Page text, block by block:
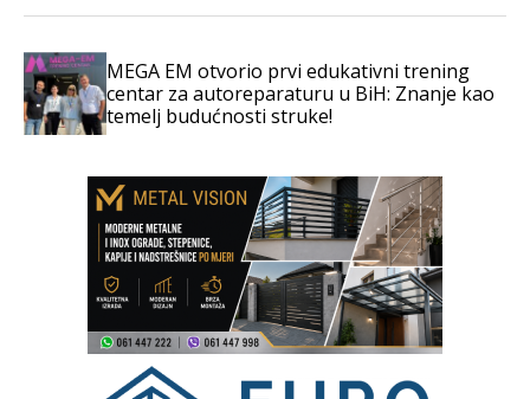
MEGA EM otvorio prvi edukativni trening
centar za autoreparaturu u BiH: Znanje kao
temelj budućnosti struke!